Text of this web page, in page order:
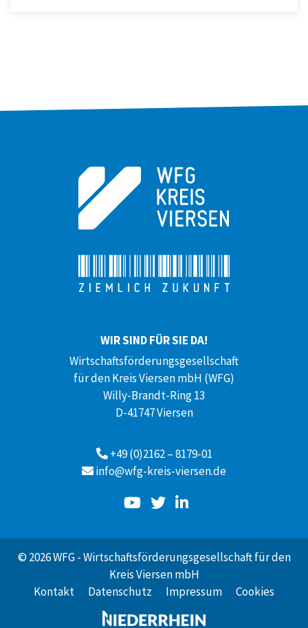
WIR SIND FÜR SIE DA!
Wirtschaftsförderungsgesellschaft
für den Kreis Viersen mbH (WFG)
Willy-Brandt-Ring 13
D-41747 Viersen
+49 (0)2162 – 8179-01
info@wfg-kreis-viersen.de
© 2026 WFG - Wirtschaftsförderungsgesellschaft für den
Kreis Viersen mbH
Kontakt
Datenschutz Impressum Cookies